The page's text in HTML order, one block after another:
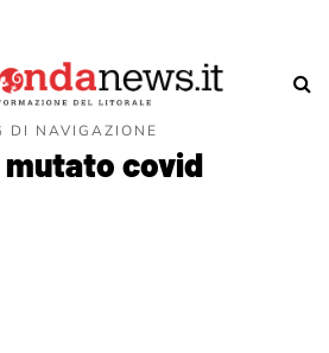
DI NAVIGAZIONE
covid